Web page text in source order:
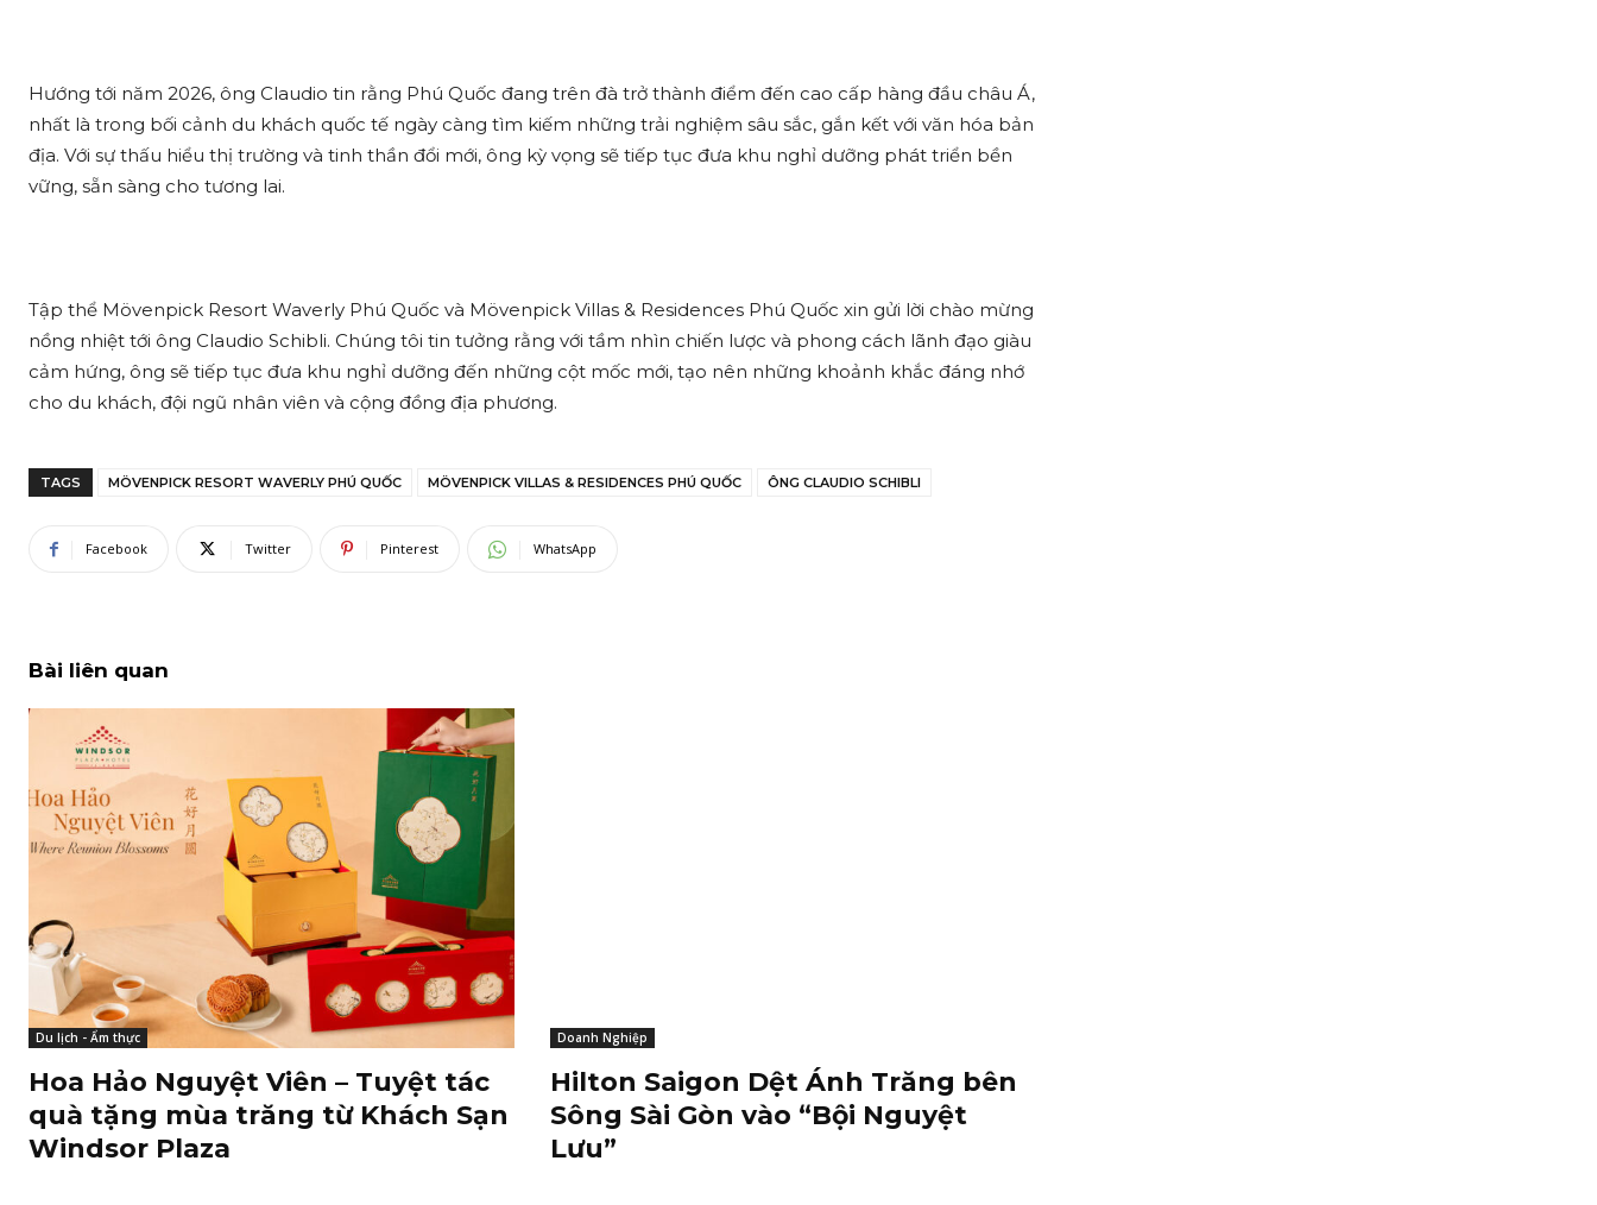
Hướng tới năm 2026, ông Claudio tin rằng Phú Quốc đang trên đà trở thành điểm đến cao cấp hàng đầu châu Á,
nhất là trong bối cảnh du khách quốc tế ngày càng tìm kiếm những trải nghiệm sâu sắc, gắn kết với văn hóa bản
địa. Với sự thấu hiểu thị trường và tinh thần đổi mới, ông kỳ vọng sẽ tiếp tục đưa khu nghỉ dưỡng phát triển bền
vững, sẵn sàng cho tương lai.
Tập thể Mövenpick Resort Waverly Phú Quốc và Mövenpick Villas & Residences Phú Quốc xin gửi lời chào mừng
nồng nhiệt tới ông Claudio Schibli. Chúng tôi tin tưởng rằng với tầm nhìn chiến lược và phong cách lãnh đạo giàu
cảm hứng, ông sẽ tiếp tục đưa khu nghỉ dưỡng đến những cột mốc mới, tạo nên những khoảnh khắc đáng nhớ
cho du khách, đội ngũ nhân viên và cộng đồng địa phương.
TAGS MÖVENPICK RESORT WAVERLY PHÚ QUỐC MÖVENPICK VILLAS & RESIDENCES PHÚ QUỐC ÔNG CLAUDIO SCHIBLI
Facebook Twitter Pinterest WhatsApp
Bài liên quan
Du lịch - Ẩm thực
Hoa Hảo Nguyệt Viên – Tuyệt tác
quà tặng mùa trăng từ Khách Sạn
Windsor Plaza
Doanh Nghiệp
Hilton Saigon Dệt Ánh Trăng bên
Sông Sài Gòn vào “Bội Nguyệt
Lưu”